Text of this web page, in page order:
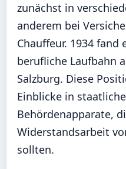
zunächst in
anderem bei
Chauffeur. 1934
berufliche Laufbahn
Salzburg. Diese
Einblicke in
Behördenapparate,
Widerstandsarbeit
sollten.